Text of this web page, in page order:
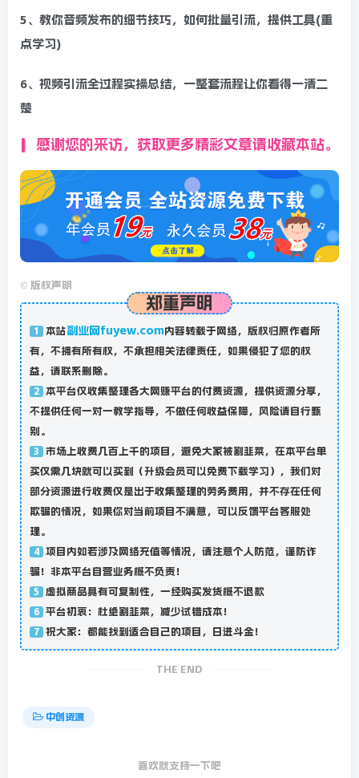
5、教你音频发布的细节技巧，如何批量引流，提供工具(重
点学习)
6、视频引流全过程实操总结，一整套流程让你看得一清二
楚
感谢您的来访，获取更多精彩文章请收藏本站。
© 版权声明
郑重声明
1 本站副业网fuyew.com内容转载于网络，版权归原作者所
有，不拥有所有权，不承担相关法律责任，如果侵犯了您的权
益，请联系删除。
2 本平台仅收集整理各大网赚平台的付费资源，提供资源分享，
不提供任何一对一教学指导，不做任何收益保障，风险请自行甄
别。
3 市场上收费几百上千的项目，避免大家被割韭菜，在本平台单
买仅需几块就可以买到（升级会员可以免费下载学习），我们对
部分资源进行收费仅是出于收集整理的劳务费用，并不存在任何
欺骗的情况，如果你对当前项目不满意，可以反馈平台客服处
理。
4 项目内如若涉及网络充值等情况，请注意个人防范，谨防诈
骗！非本平台自营业务概不负责！
5 虚拟商品具有可复制性，一经购买发货概不退款
6 平台初衷：杜绝割韭菜，减少试错成本！
7 祝大家：都能找到适合自己的项目，日进斗金！
THE END
中创资源
喜欢就支持一下吧